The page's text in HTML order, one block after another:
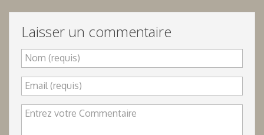
Laisser un commentaire
Nom (requis)
Email (requis)
Entrez votre Commentaire